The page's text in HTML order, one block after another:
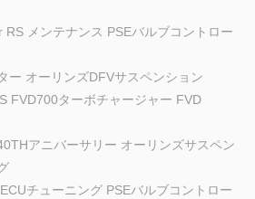
RS メンテナンス PSEバルブコントロー
ー オーリンズDFVサスペンション
FVD700ターボチャージャー FVD
アニバーサリー オーリンズサスペン
チューニング PSEバルブコントロー